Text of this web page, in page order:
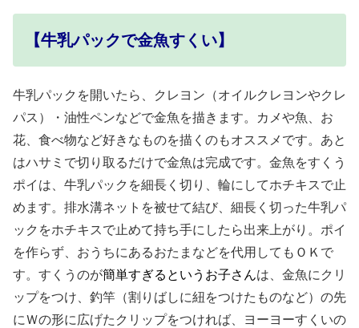
【牛乳パックで金魚すくい】
牛乳パックを開いたら、クレヨン（オイルクレヨンやクレ
パス）・油性ペンなどで金魚を描きます。カメや魚、お
花、食べ物など好きなものを描くのもオススメです。あと
はハサミで切り取るだけで金魚は完成です。金魚をすくう
ポイは、牛乳パックを細長く切り、輪にしてホチキスで止
めます。排水溝ネットを被せて結び、細長く切った牛乳パ
ックをホチキスで止めて持ち手にしたら出来上がり。ポイ
を作らず、おうちにあるおたまなどを代用してもＯＫで
す。すくうのが簡単すぎるというお子さんは、金魚にクリ
ップをつけ、釣竿（割りばしに紐をつけたものなど）の先
にＷの形に広げたクリップをつければ、ヨーヨーすくいの